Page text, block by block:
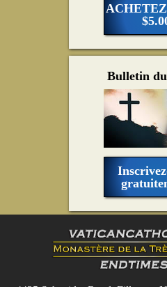
Bulletin